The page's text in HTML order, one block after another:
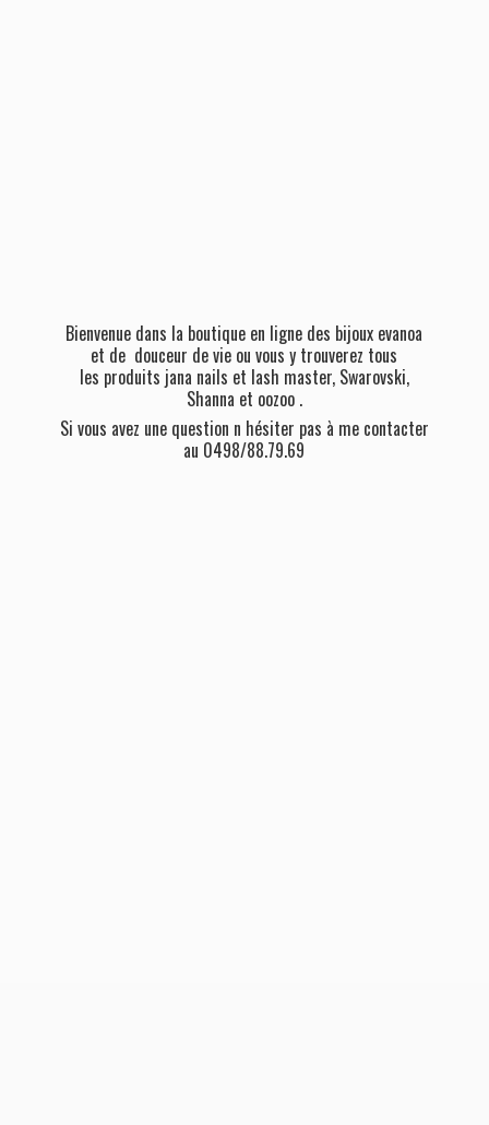
Bienvenue dans la boutique en ligne des bijoux evanoa
et de douceur de vie ou vous y trouverez tous
les produits jana nails et lash master, Swarovski,
Shanna et oozoo .
Si vous avez une question n hésiter pas à me contacter
au 0498/88.79.69